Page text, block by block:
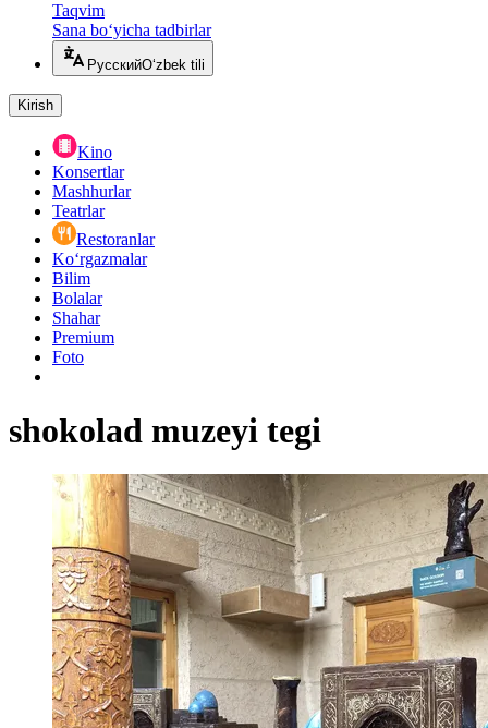
Taqvim
Sana bo‘yicha tadbirlar
РусскийO‘zbek tili
Kirish
Kino
Konsertlar
Mashhurlar
Teatrlar
Restoranlar
Ko‘rgazmalar
Bilim
Bolalar
Shahar
Premium
Foto
shokolad muzeyi tegi